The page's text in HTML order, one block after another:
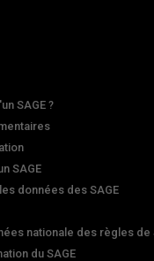
SAGE ?
SAGE
données des SAGE
nationale des règles de
du SAGE